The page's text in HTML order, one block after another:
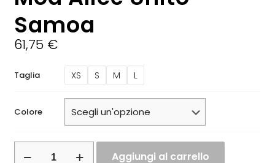
Samoa
61,75 €
Taglia XS S M L
Colore
Aggiungi al carrello